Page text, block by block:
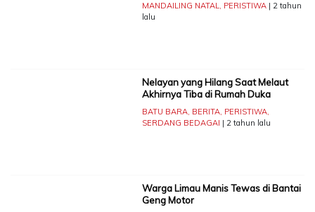
MANDAILING NATAL, PERISTIWA| 2 tahun
lalu
Nelayan yang Hilang Saat Melaut
Akhirnya Tiba di Rumah Duka
BATU BARA, BERITA, PERISTIWA,
SERDANG BEDAGAI | 2 tahun lalu
Warga Limau Manis Tewas di Bantai
Geng Motor